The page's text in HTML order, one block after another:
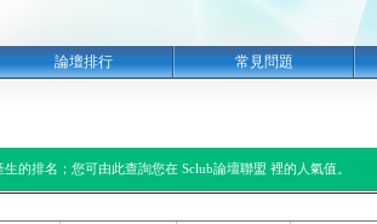
論壇排行 常見問題
的排名；您可由此查詢您在 Sclub論壇聯盟 裡的人氣值。